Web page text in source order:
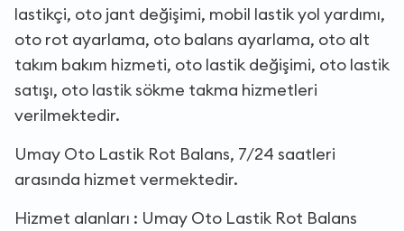
lastikçi, oto jant değişimi, mobil lastik yol yardımı,
oto rot ayarlama, oto balans ayarlama, oto alt
takım bakım hizmeti, oto lastik değişimi, oto lastik
satışı, oto lastik sökme takma hizmetleri
verilmektedir.
Umay Oto Lastik Rot Balans, 7/24 saatleri
arasında hizmet vermektedir.
Hizmet alanları : Umay Oto Lastik Rot Balans